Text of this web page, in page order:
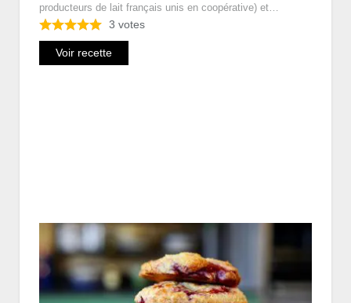
producteurs de lait français unis en coopérative) et…
3 votes
Voir recette